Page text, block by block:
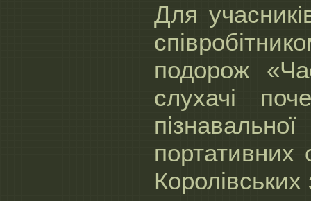
Для
подорож
слухачі
портативних